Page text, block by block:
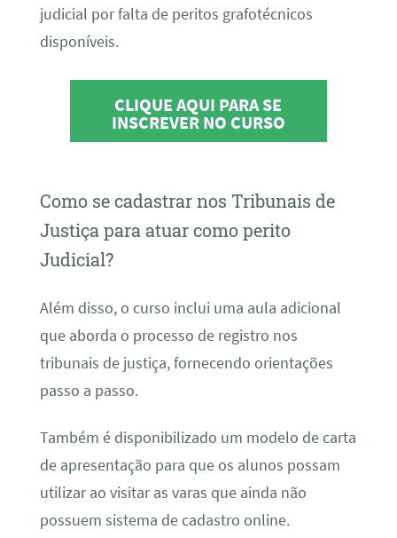
judicial por falta de peritos grafotécnicos
disponíveis.
CLIQUE AQUI PARA SE
INSCREVER NO CURSO
Como se cadastrar nos Tribunais de
Justiça para atuar como perito
Judicial?
Além disso, o curso inclui uma aula adicional
que aborda o processo de registro nos
tribunais de justiça, fornecendo orientações
passo a passo.
Também é disponibilizado um modelo de carta
de apresentação para que os alunos possam
utilizar ao visitar as varas que ainda não
possuem sistema de cadastro online.